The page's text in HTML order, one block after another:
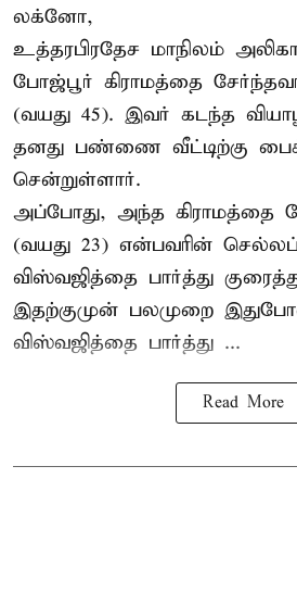
லக்னோ,
உத்தரபிரதேச மாநிலம்
போஜ்பூர் கிராமத்தை
(வயது 45). இவர் கடந்த
தனது பண்ணை வீட்டிற்கு
சென்றுள்ளார்.
அப்போது, அந்த கிராமத்தை
(வயது 23) என்பவரின்
விஸ்வஜித்தை பார்த்து
இதற்குமுன் பலமுறை
விஸ்வஜித்தை பார்த்து ...
Read More